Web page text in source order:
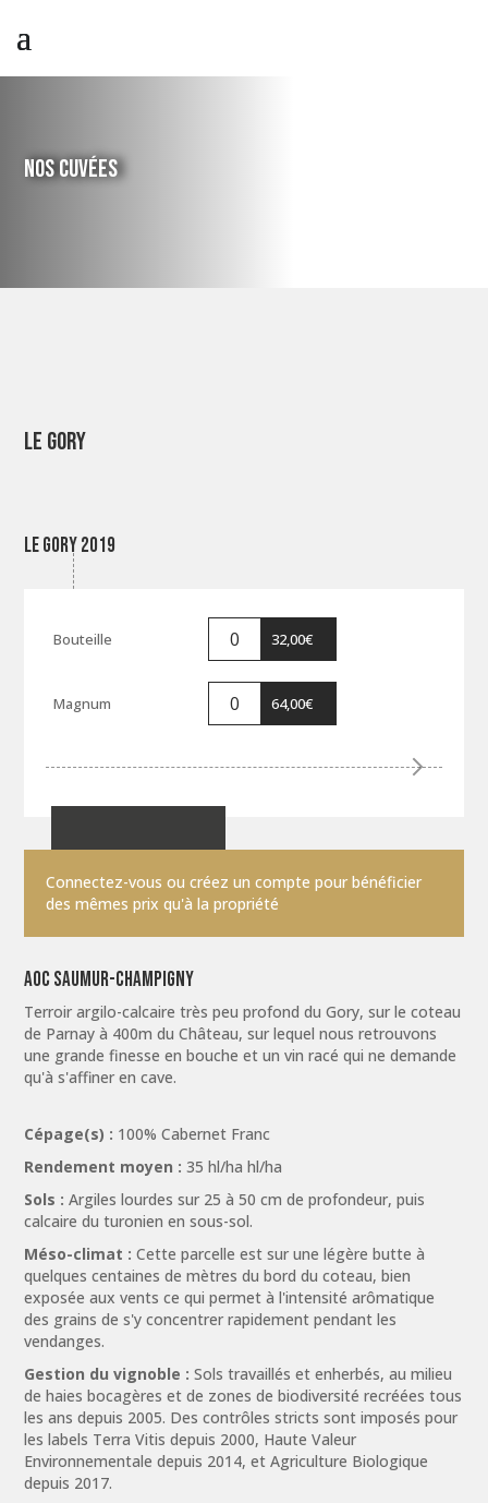
NOS CUVÉES
Le Gory
Le Gory 2019
32,00€
64,00€
Connectez-vous ou créez un compte pour bénéficier
des mêmes prix qu'à la propriété
AOC Saumur-Champigny
Terroir argilo-calcaire très peu profond du Gory, sur le coteau
de Parnay à 400m du Château, sur lequel nous retrouvons
une grande finesse en bouche et un vin racé qui ne demande
qu'à s'affiner en cave.
Cépage(s) : 100% Cabernet Franc
Rendement moyen :35 hl/ha hl/ha
Sols : Argiles lourdes sur 25 à 50 cm de profondeur, puis
calcaire du turonien en sous-sol.
Méso-climat : Cette parcelle est sur une légère butte à
quelques centaines de mètres du bord du coteau, bien
exposée aux vents ce qui permet à l'intensité arômatique
des grains de s'y concentrer rapidement pendant les
vendanges.
Gestion du vignoble : Sols travaillés et enherbés, au milieu
de haies bocagères et de zones de biodiversité recréées tous
les ans depuis 2005. Des contrôles stricts sont imposés pour
les labels Terra Vitis depuis 2000, Haute Valeur
Environnementale depuis 2014, et Agriculture Biologique
depuis 2017.